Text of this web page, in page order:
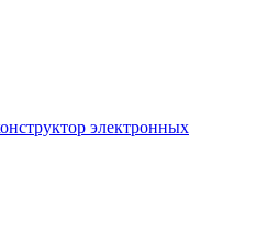
электронных